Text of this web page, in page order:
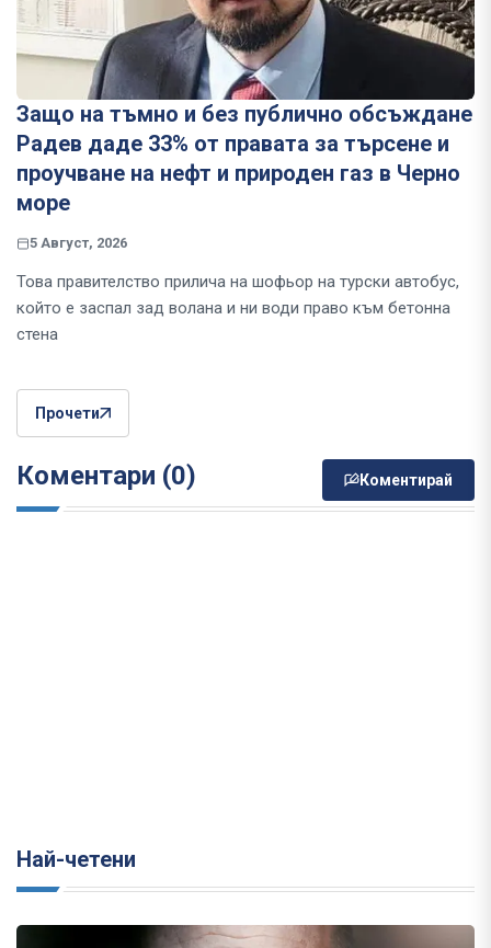
Защо на тъмно и без публично обсъждане
Радев даде 33% от правата за търсене и
проучване на нефт и природен газ в Черно
море
5 Август, 2026
Това правителство прилича на шофьор на турски автобус,
който е заспал зад волана и ни води право към бетонна
стена
Прочети
Коментари (0) Коментирай
Най-четени